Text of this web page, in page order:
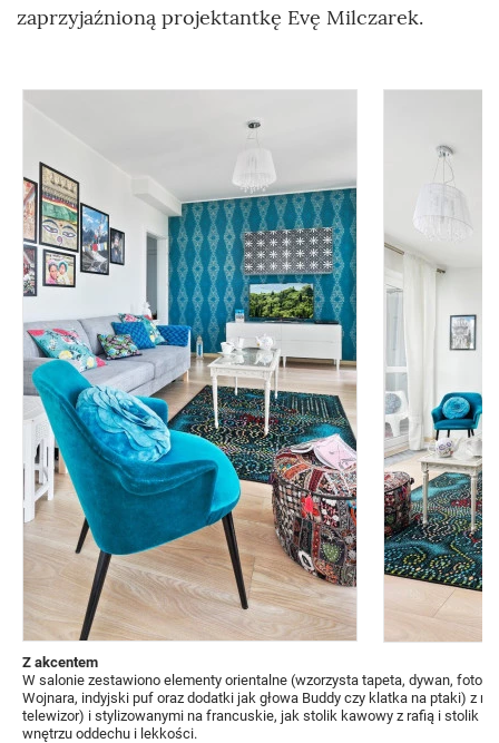
zaprzyjaźnioną projektantkę Evę Milczarek.
Z akcentem
W salonie zestawiono elementy orientalne (wzorzysta tapeta, dywan,
Wojnara, indyjski puf oraz dodatki jak głowa Buddy czy klatka na ptaki) z
telewizor) i stylizowanymi na francuskie, jak stolik kawowy z rafią i stolik
wnętrzu oddechu i lekkości.